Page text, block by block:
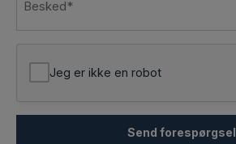
Jeg er ikke en robot
Send forespørgsel